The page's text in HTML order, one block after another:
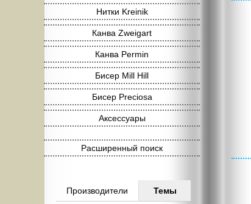
Нитки Kreinik
Канва Zweigart
Канва Permin
Бисер Mill Hill
Бисер Preciosa
Аксессуары
Расширенный поиск
Производители Темы